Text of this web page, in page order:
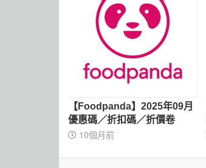
【Foodpanda】2025年09月
優惠碼／折扣碼／折價卷
10個月前